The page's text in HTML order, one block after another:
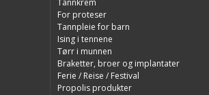
Tannkrem
For proteser
Tannpleie for barn
Ising i tennene
Tørr i munnen
Braketter, broer og implantater
Ferie / Reise / Festival
Propolis produkter